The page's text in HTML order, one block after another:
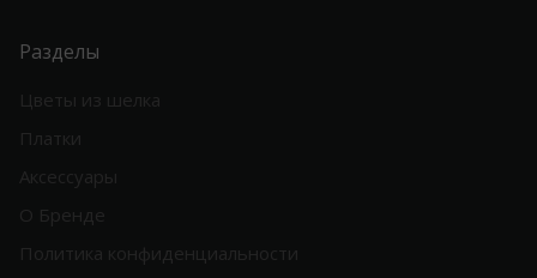
Разделы
Цветы из шелка
Платки
Аксессуары
О Бренде
Политика конфиденциальности